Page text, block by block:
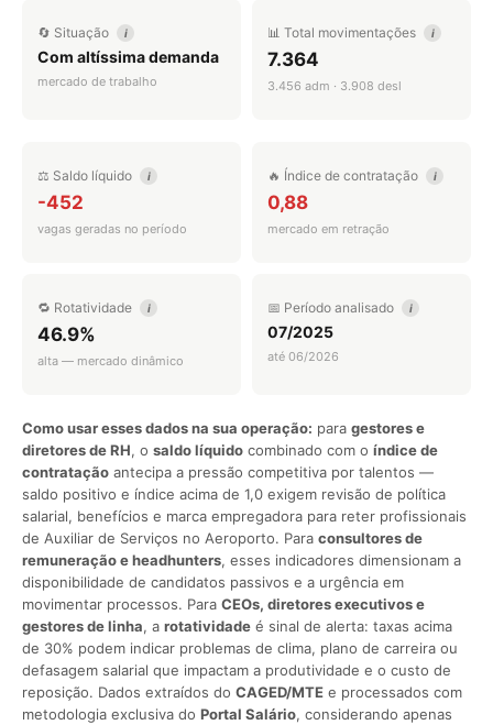
🔄 Situação i
Com altíssima demanda
mercado de trabalho
📊 Total movimentações i
7.364
3.456 adm · 3.908 desl
⚖️ Saldo líquido i
-452
vagas geradas no período
🔥 Índice de contratação i
0,88
mercado em retração
🔁 Rotatividade i
46.9%
alta — mercado dinâmico
📅 Período analisado i
07/2025
até 06/2026
Como usar esses dados na sua operação: para gestores e
diretores de RH, o saldo líquido combinado com o índice de
contratação antecipa a pressão competitiva por talentos —
saldo positivo e índice acima de 1,0 exigem revisão de política
salarial, benefícios e marca empregadora para reter profissionais
de Auxiliar de Serviços no Aeroporto. Para consultores de
remuneração e headhunters, esses indicadores dimensionam a
disponibilidade de candidatos passivos e a urgência em
movimentar processos. Para CEOs, diretores executivos e
gestores de linha, a rotatividade é sinal de alerta: taxas acima
de 30% podem indicar problemas de clima, plano de carreira ou
defasagem salarial que impactam a produtividade e o custo de
reposição. Dados extraídos do CAGED/MTE e processados com
metodologia exclusiva do Portal Salário, considerando apenas